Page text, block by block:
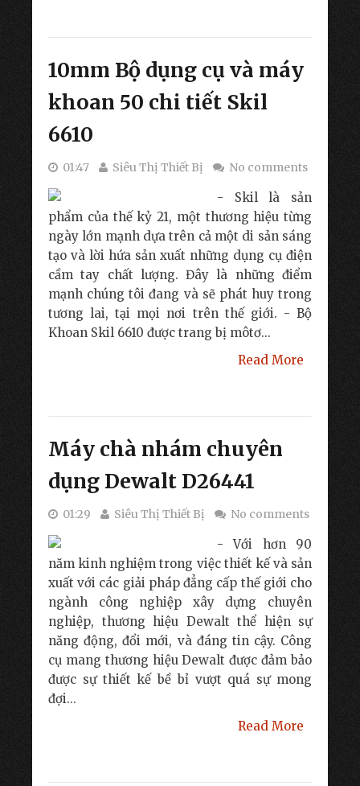
10mm Bộ dụng cụ và máy
khoan 50 chi tiết Skil
6610
01:47 Siêu Thị Thiết Bị No comments
- Skil là sản
phẩm của thế kỷ 21, một thương hiệu từng
ngày lớn mạnh dựa trên cả một di sản sáng
tạo và lời hứa sản xuất những dụng cụ điện
cầm tay chất lượng. Đây là những điểm
mạnh chúng tôi đang và sẽ phát huy trong
tương lai, tại mọi nơi trên thế giới. - Bộ
Khoan Skil 6610 được trang bị môtơ...
Read More
Máy chà nhám chuyên
dụng Dewalt D26441
01:29 Siêu Thị Thiết Bị No comments
- Với hơn 90
năm kinh nghiệm trong việc thiết kế và sản
xuất với các giải pháp đẳng cấp thế giới cho
ngành công nghiệp xây dựng chuyên
nghiệp, thương hiệu Dewalt thể hiện sự
năng động, đổi mới, và đáng tin cậy. Công
cụ mang thương hiệu Dewalt được đảm bảo
được sự thiết kế bề bỉ vượt quá sự mong
đợi...
Read More